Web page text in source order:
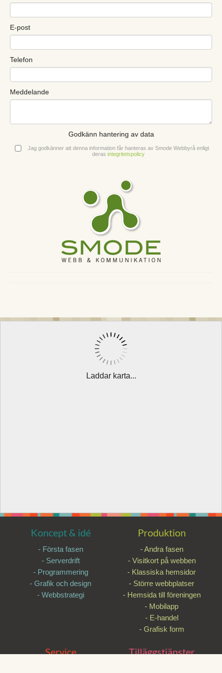
E-post
Telefon
Meddelande
Godkänn hantering av data
Jag godkänner att denna information får hanteras av Smode Webbyrå enligt
deras integritetspolicy
Laddar karta...
Koncept & idé
- Första fasen
- Serverdrift
- Programmering
- Grafik och design
Produktion
- Andra fasen
- Visitkort på webben
- Klassiska hemsidor
- Större webbplatser
- Hemsida till föreningen
- Mobilapp
- E-handel